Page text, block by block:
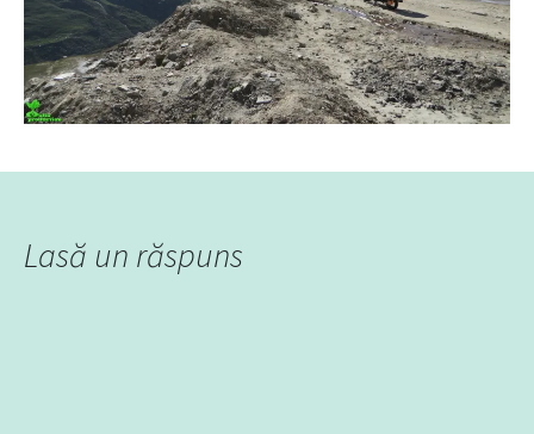
Lasă un răspuns